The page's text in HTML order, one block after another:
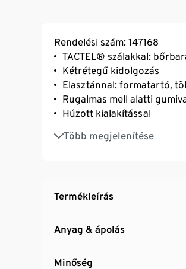
Rendelési szám: 147168
TACTEL® szálakkal:
Kétrétegű kidolgozás
Elasztánnal: formatartó,
Rugalmas mell alatti
Húzott kialakítással
Több megjelenítése
Sportmelltartó kerek
Kontrasztszínű belső
Termékleírás
Anyag & ápolás
Minőség